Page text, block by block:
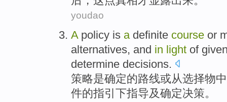
youdao
A policy is a definite course or
alternatives, and in light of
determine decisions.
策略是确定的路线或从选择物中
件的指引 下指导及确定决策。